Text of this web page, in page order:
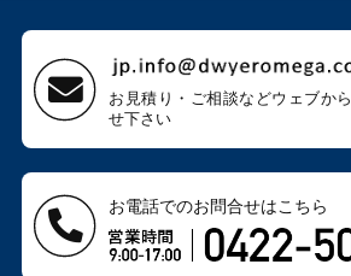
お見積り・ご相談などウェブから
せ下さい
お電話でのお問合せはこちら